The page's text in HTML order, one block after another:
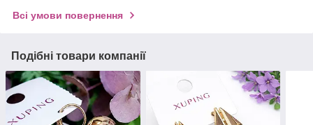
Всі умови повернення
Подібні товари компанії